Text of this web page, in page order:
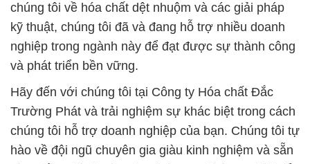
chúng tôi về hóa chất dệt nhuộm và các giải pháp
kỹ thuật, chúng tôi đã và đang hỗ trợ nhiều doanh
nghiệp trong ngành này để đạt được sự thành công
và phát triển bền vững.
Hãy đến với chúng tôi tại Công ty Hóa chất Đắc
Trường Phát và trải nghiệm sự khác biệt trong cách
chúng tôi hỗ trợ doanh nghiệp của bạn. Chúng tôi tự
hào về đội ngũ chuyên gia giàu kinh nghiệm và sẵn